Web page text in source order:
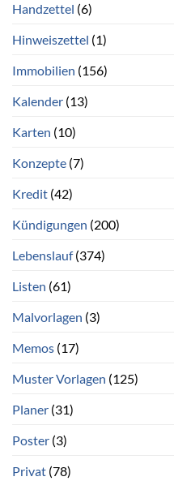
Handzettel (6)
Hinweiszettel (1)
Immobilien (156)
Kalender (13)
Karten (10)
Konzepte (7)
Kredit (42)
Kündigungen (200)
Lebenslauf(374)
Listen (61)
Malvorlagen (3)
Memos (17)
Muster Vorlagen (125)
Planer (31)
Poster (3)
Privat (78)